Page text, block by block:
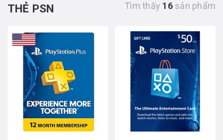
THẺ PSN Tìm thấy 16sản phẩm